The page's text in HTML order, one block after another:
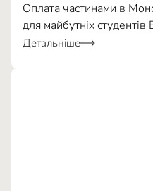
Оплата частинами в
для майбутніх
Детальніше